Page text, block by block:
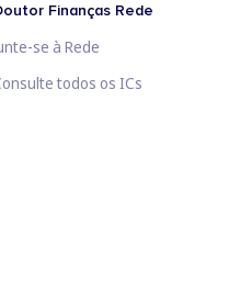
Finanças Rede
se à Rede
todos os ICs